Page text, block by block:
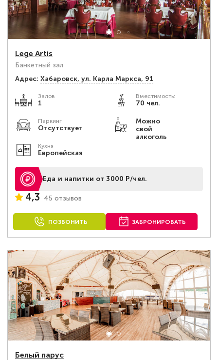
Lege Artis
Банкетный зал
Адрес: Хабаровск, ул. Карла Маркса, 91
Залов
1
Вместимость:
70 чел.
Паркинг
Отсутствует
Можно
свой
алкоголь
Кухня
Европейская
Еда и напитки от 3000 Р/чел.
4,3 45 отзывов
ПОЗВОНИТЬ ЗАБРОНИРОВАТЬ
Белый парус